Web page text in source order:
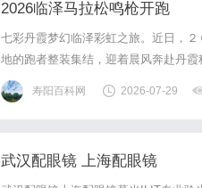
2026临泽马拉松鸣枪开跑
七彩丹霞梦幻临泽彩虹之旅。近日，
地的跑者整装集结，迎着晨风奔赴丹
技激情交织的奔跑盛宴。穿行丹霞奔
事由中国田径协会认证，甘肃省田径
寿阳百科网 2026-07-29
武汉配眼镜 上海配眼镜